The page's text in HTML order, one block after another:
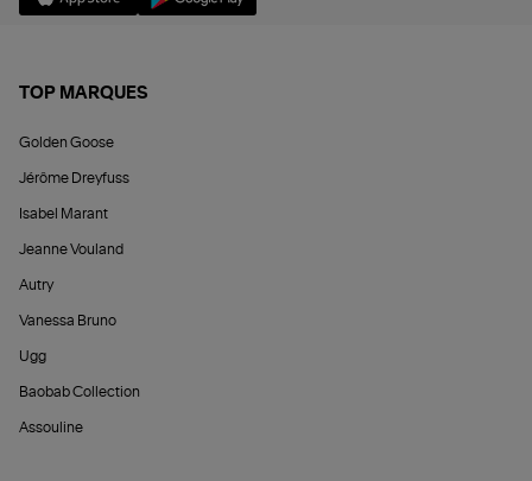
TOP MARQUES
Golden Goose
Jérôme Dreyfuss
Isabel Marant
Jeanne Vouland
Autry
Vanessa Bruno
Ugg
Baobab Collection
Assouline